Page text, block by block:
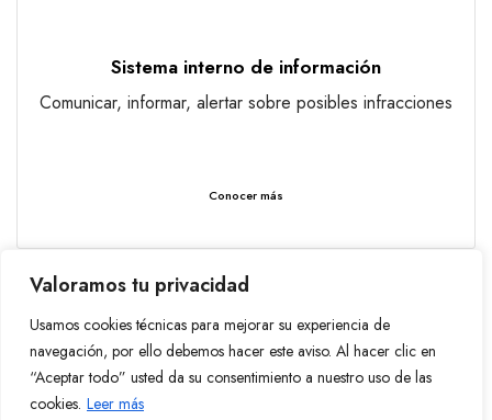
Valoramos tu privacidad
Usamos cookies técnicas para mejorar su experiencia de
navegación, por ello debemos hacer este aviso. Al hacer clic en
“Aceptar todo” usted da su consentimiento a nuestro uso de las
cookies. Leer más
Sistema interno de información
Comunicar, informar, alertar sobre posibles infracciones
Conocer más